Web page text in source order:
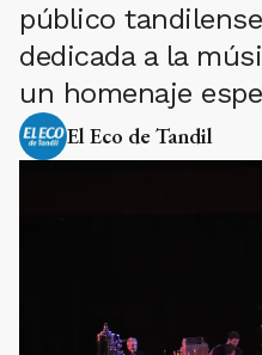
público
dedicada a la
un homenaje
El Eco de Tandil